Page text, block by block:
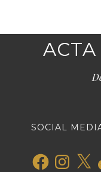
SOCIAL
FacebookInstagram
X